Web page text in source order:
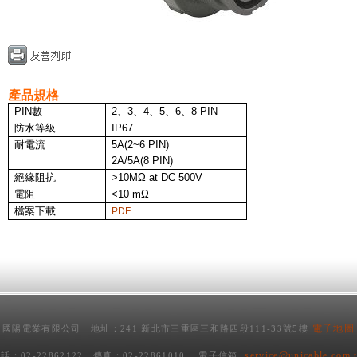
產品規格
PIN數 2、3、4、5、6、8 PIN
防水等級
IP67
耐電流
5A(2~6 PIN)
2A/5A(8 PIN)
絕緣阻抗
>10MΩ at DC 500V
電阻
<10 mΩ
檔案下載
PDF
國陽電業有限公司 地址：241 新北市三重區三和路四段111-33號5樓 電子地圖